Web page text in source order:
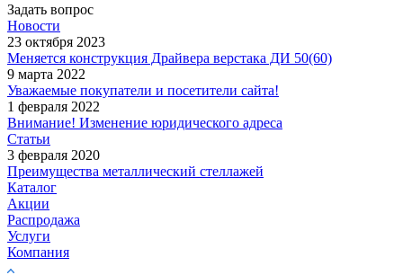
Задать вопрос
Новости
23 октября 2023
Меняется конструкция Драйвера верстака ДИ 50(60)
9 марта 2022
Уважаемые покупатели и посетители сайта!
1 февраля 2022
Внимание! Изменение юридического адреса
Статьи
3 февраля 2020
Преимущества металлический стеллажей
Каталог
Акции
Распродажа
Услуги
Компания